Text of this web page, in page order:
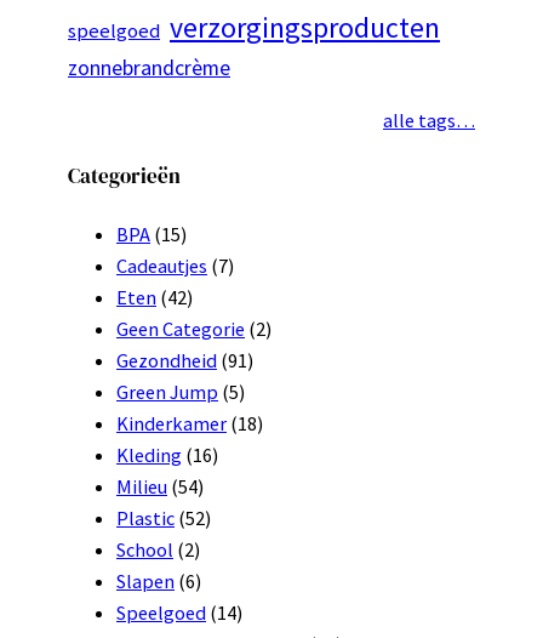
speelgoed verzorgingsproducten
zonnebrandcrème
alle tags…
Categorieën
BPA (15)
Cadeautjes (7)
Eten (42)
Geen Categorie (2)
Gezondheid (91)
Green Jump (5)
Kinderkamer (18)
Kleding (16)
Milieu (54)
Plastic (52)
School (2)
Slapen (6)
Speelgoed (14)